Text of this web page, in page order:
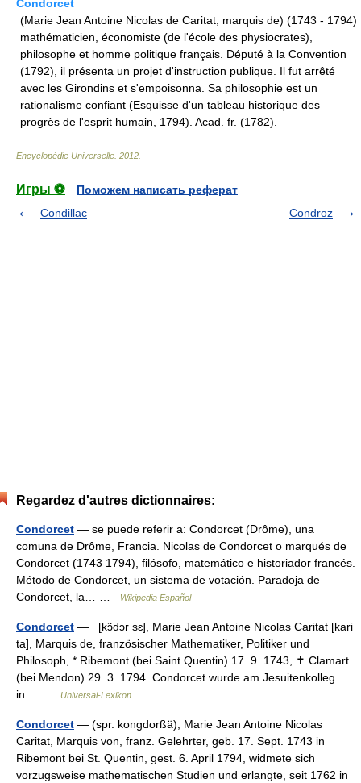
Condorcet
(Marie Jean Antoine Nicolas de Caritat, marquis de) (1743 - 1794)
mathématicien, économiste (de l'école des physiocrates),
philosophe et homme politique français. Député à la Convention
(1792), il présenta un projet d'instruction publique. Il fut arrêté
avec les Girondins et s'empoisonna. Sa philosophie est un
rationalisme confiant (Esquisse d'un tableau historique des
progrès de l'esprit humain, 1794). Acad. fr. (1782).
Encyclopédie Universelle 2012
Игры ⚽
Поможем написать реферат
Condillac
Condroz
Regardez d'autres dictionnaires:
Condorcet — se puede referir a: Condorcet (Drôme), una
comuna de Drôme, Francia. Nicolas de Condorcet o marqués de
Condorcet (1743 1794), filósofo, matemático e historiador francés.
Método de Condorcet, un sistema de votación. Paradoja de
Condorcet, la… …
Wikipedia Español
Condorcet — [kɔ̃dɔr sɛ], Marie Jean Antoine Nicolas Caritat [kari
ta], Marquis de, französischer Mathematiker, Politiker und
Philosoph, * Ribemont (bei Saint Quentin) 17. 9. 1743, ✝ Clamart
(bei Mendon) 29. 3. 1794. Condorcet wurde am Jesuitenkolleg
in… …
Universal-Lexikon
Condorcet — (spr. kongdorßä), Marie Jean Antoine Nicolas
Caritat, Marquis von, franz. Gelehrter, geb. 17. Sept. 1743 in
Ribemont bei St. Quentin, gest. 6. April 1794, widmete sich
vorzugsweise mathematischen Studien und erlangte, seit 1762 in